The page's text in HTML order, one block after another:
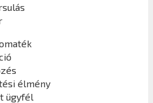
élmény
ügyfél